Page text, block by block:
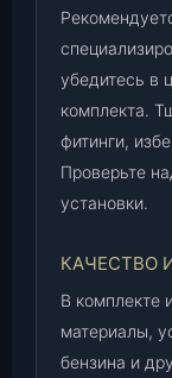
убедитесь в
комплекта.
фитинги,
Проверьте
установки.
КАЧЕСТВО
В комплекте
материалы,
бензина и